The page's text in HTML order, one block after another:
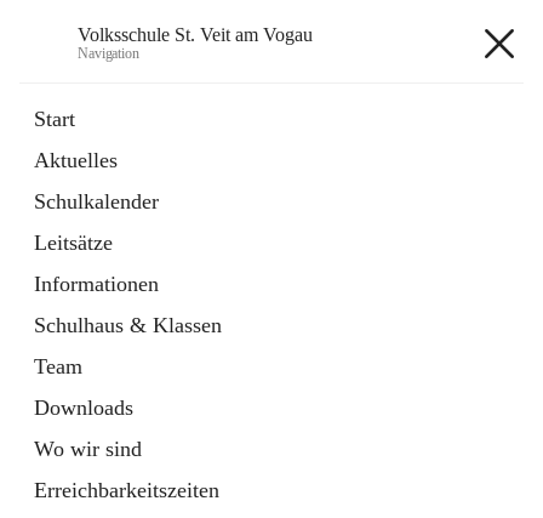
Volksschule St. Veit am Vogau
Navigation
Start
Aktuelles
Schulkalender
Leitsätze
Informationen
Schulhaus & Klassen
Team
Downloads
Wo wir sind
Erreichbarkeitszeiten